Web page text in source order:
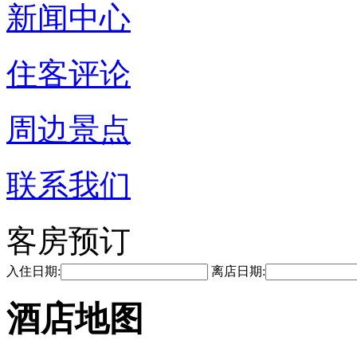
新闻中心
住客评论
周边景点
联系我们
客房预订
入住日期: 离店日期:
酒店地图